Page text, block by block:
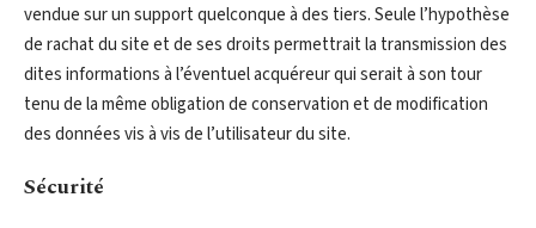
vendue sur un support quelconque à des tiers. Seule l’hypothèse
de rachat du site et de ses droits permettrait la transmission des
dites informations à l’éventuel acquéreur qui serait à son tour
tenu de la même obligation de conservation et de modification
des données vis à vis de l’utilisateur du site.
Sécurité